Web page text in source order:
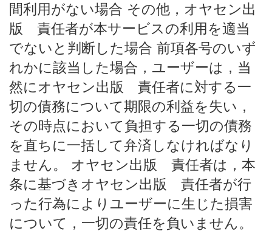
間利用がない場合 その他，オヤセン出
版 責任者が本サービスの利用を適当
でないと判断した場合 前項各号のいず
れかに該当した場合，ユーザーは，当
然にオヤセン出版 責任者に対する一
切の債務について期限の利益を失い，
その時点において負担する一切の債務
を直ちに一括して弁済しなければなり
ません。 オヤセン出版 責任者は，本
条に基づきオヤセン出版 責任者が行
った行為によりユーザーに生じた損害
について，一切の責任を負いません。